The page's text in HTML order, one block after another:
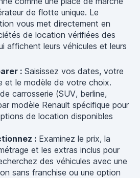
de flotte unique. Le
vous met directement en
de location vérifiées des
affichent leurs véhicules et leurs
: Saisissez vos dates, votre
et le modèle de votre choix.
carrosserie (SUV, berline,
modèle Renault spécifique pour
de location disponibles
: Examinez le prix, la
et les extras inclus pour
des véhicules avec une
sans franchise ou une option